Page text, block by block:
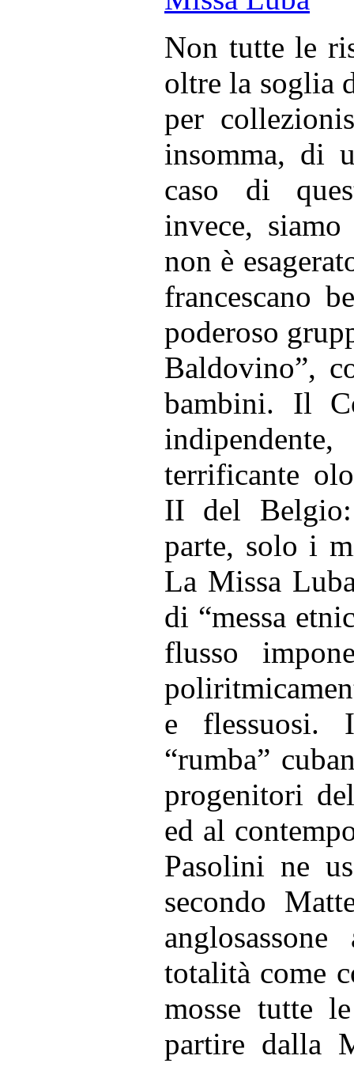
Non tutte le
oltre la soglia
per
insomma, di
caso di
invece,
non è
francescano
poderoso
Baldovino”,
bambini. Il
terrificante
II del
parte, solo i
La Missa
di “messa
flusso
e flessuosi.
“rumba”
progenitori
ed al
Pasolini ne
secondo
totalità come
mosse tutte
partire dalla